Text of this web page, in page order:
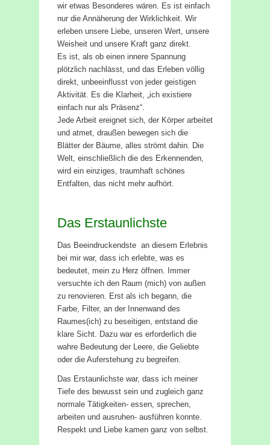
wir etwas Besonderes wären. Es ist einfach
nur die Annäherung der Wirklichkeit. Wir
erleben unsere Liebe, unseren Wert, unsere
Weisheit und unsere Kraft ganz direkt.
Es ist, als ob einen innere Spannung
plötzlich nachlässt, und das Erleben völlig
direkt, unbeeinflusst von jeder geistigen
Aktivität. Es die Klarheit, „ich existiere
einfach nur als Präsenz“.
Jede Arbeit ereignet sich, der Körper arbeitet
und atmet, draußen bewegen sich die
Blätter der Bäume, alles strömt dahin. Die
Welt, einschließlich die des Erkennenden,
wird ein einziges, traumhaft schönes
Entfalten, das nicht mehr aufhört.
Das Erstaunlichste
Das Beeindruckendste an diesem Erlebnis
bei mir war, dass ich erlebte, was es
bedeutet, mein zu Herz öffnen. Immer
versuchte ich den Raum (mich) von außen
zu renovieren. Erst als ich begann, die
Farbe, Filter, an der Innenwand des
Raumes(ich) zu beseitigen, entstand die
klare Sicht. Dazu war es erforderlich die
wahre Bedeutung der Leere, die Geliebte
oder die Auferstehung zu begreifen.
Das Erstaunlichste war, dass ich meiner
Tiefe des bewusst sein und zugleich ganz
normale Tätigkeiten- essen, sprechen,
arbeiten und ausruhen- ausführen konnte.
Respekt und Liebe kamen ganz von selbst.